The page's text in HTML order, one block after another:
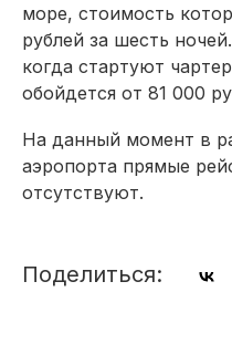
море, стоимость
рублей за шесть
когда стартуют
обойдется от 81 000
На данный момент в
аэропорта прямые
отсутствуют.
Поделиться: